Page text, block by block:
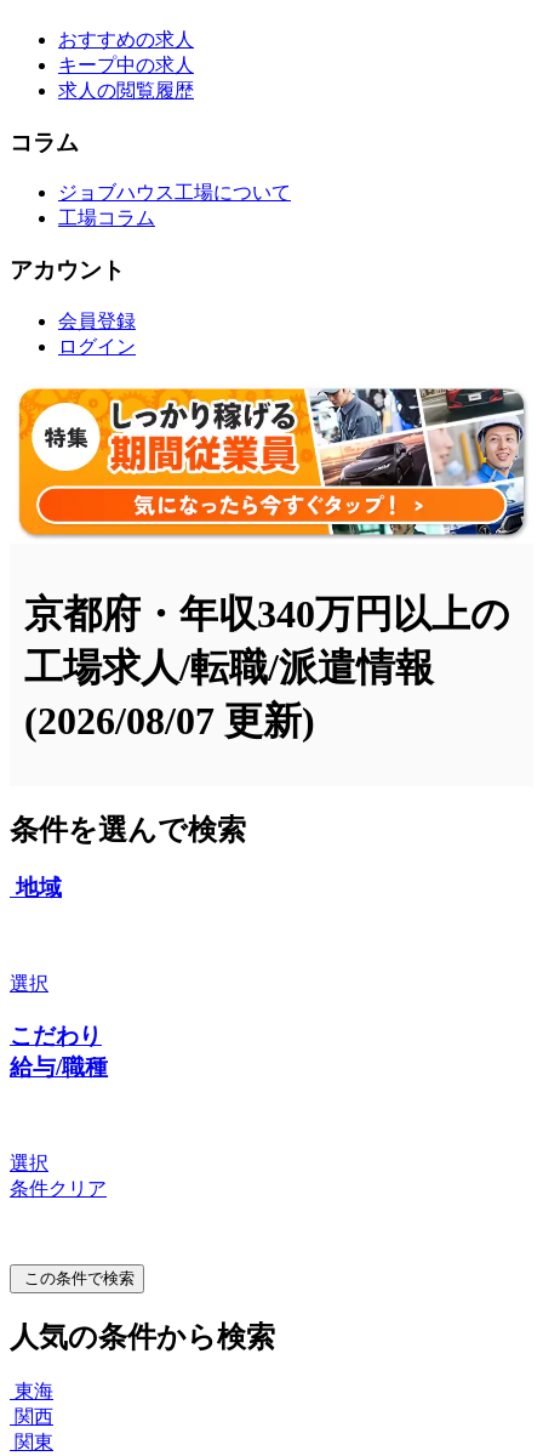
おすすめの求人
キープ中の求人
求人の閲覧履歴
コラム
ジョブハウス工場について
工場コラム
アカウント
会員登録
ログイン
京都府・年収340万円以上の
工場求人/転職/派遣情報
(2026/08/07 更新)
条件を選んで検索
地域
選択
こだわり
給与/職種
選択
条件クリア
この条件で検索
人気の条件から検索
東海
関西
関東